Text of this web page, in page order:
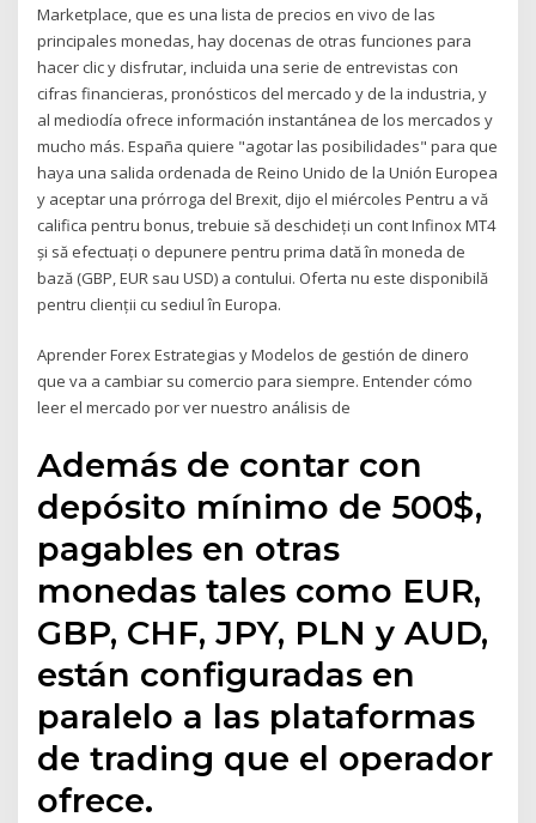
Marketplace, que es una lista de precios en vivo de las
principales monedas, hay docenas de otras funciones para
hacer clic y disfrutar, incluida una serie de entrevistas con
cifras financieras, pronósticos del mercado y de la industria, y
al mediodía ofrece información instantánea de los mercados y
mucho más. España quiere "agotar las posibilidades" para que
haya una salida ordenada de Reino Unido de la Unión Europea
y aceptar una prórroga del Brexit, dijo el miércoles Pentru a vă
califica pentru bonus, trebuie să deschideți un cont Infinox MT4
și să efectuați o depunere pentru prima dată în moneda de
bază (GBP, EUR sau USD) a contului. Oferta nu este disponibilă
pentru clienții cu sediul în Europa.
Aprender Forex Estrategias y Modelos de gestión de dinero
que va a cambiar su comercio para siempre. Entender cómo
leer el mercado por ver nuestro análisis de
Además de contar con
depósito mínimo de 500$,
pagables en otras
monedas tales como EUR,
GBP, CHF, JPY, PLN y AUD,
están configuradas en
paralelo a las plataformas
de trading que el operador
ofrece.